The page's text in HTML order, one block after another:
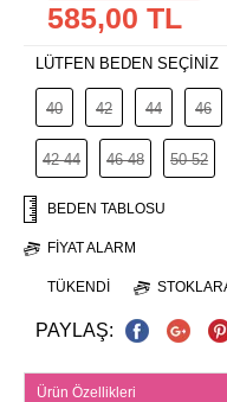
585,00 TL
LÜTFEN BEDEN SEÇİNİZ
40 42 44 46
42-44 46-48 50-52
BEDEN TABLOSU
FIYAT ALARM
TÜKENDI
PAYLAŞ:
Ürün Özellikleri